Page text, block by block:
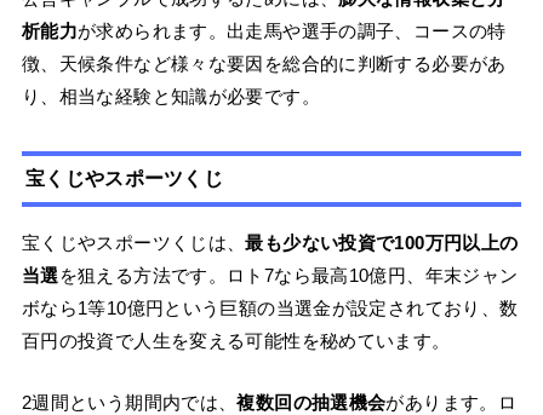
析能力が求められます。出走馬や選手の調子、コースの特
徴、天候条件など様々な要因を総合的に判断する必要があ
り、相当な経験と知識が必要です。
宝くじやスポーツくじ
宝くじやスポーツくじは、最も少ない投資で100万円以上の
当選 を狙える方法です。ロト7なら最高10億円、年末ジャン
ボなら1等10億円という巨額の当選金が設定されており、数
百円の投資で人生を変える可能性を秘めています。
2週間という期間内では、複数回の抽選機会があります。ロ